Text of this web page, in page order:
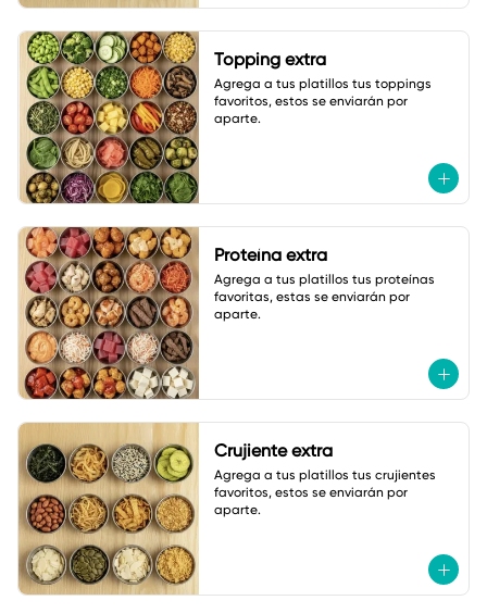
Topping extra
Agrega a tus platillos tus toppings
favoritos, estos se enviarán por
aparte.
Proteína extra
Agrega a tus platillos tus proteínas
favoritas, estas se enviarán por
aparte.
Crujiente extra
Agrega a tus platillos tus crujientes
favoritos, estos se enviarán por
aparte.